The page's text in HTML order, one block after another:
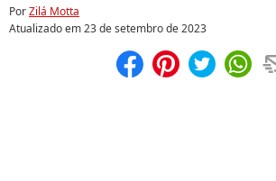
PorZilá Motta
Atualizado em23 de setembro de 2023